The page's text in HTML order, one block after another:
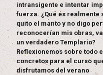
intransigente e intentar
fuerza. ¿Qué es realmente
quito el manto y no digo
reconocerían mis obras,
un verdadero Templario?
Reflexionemos sobre todo
concretos para el curso
disfrutamos del verano